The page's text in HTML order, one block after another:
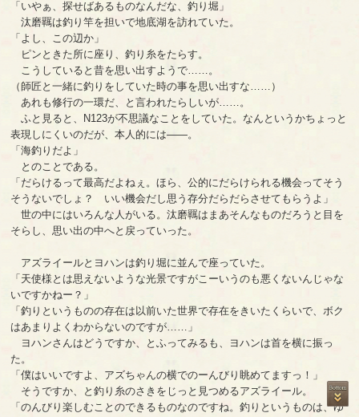
「いやぁ、探せばあるものなんだな、釣り堀」
汰磨羈は釣り竿を担いで地底湖を訪れていた。
「よし、この辺か」
ピンときた所に座り、釣り糸をたらす。
こうしていると昔を思い出すようで……。
（師匠と一緒に釣りをしていた時の事を思い出すな……）
あれも修行の一環だ、と言われたらしいが……。
ふと見ると、N123が不思議なことをしていた。なんというかちょっと
表現しにくいのだが、本人的には――。
「海釣りだよ」
とのことである。
「だらけるって最高だよねぇ。ほら、公的にだらけられる機会ってそう
そうないでしょ？ いい機会だし思う存分だらだらさせてもらうよ」
世の中にはいろんな人がいる。汰磨羈はまあそんなものだろうと目を
そらし、思い出の中へと戻っていった。
アズライールとヨハンは釣り堀に並んで座っていた。
「天使様とは思えないような光景ですがこーいうのも悪くないんじゃな
いですかねー？」
「釣りというものの存在は以前いた世界で存在をきいたくらいで、ボク
はあまりよくわからないのですが……」
ヨハンさんはどうですか、とふってみるも、ヨハンは首を横に振っ
た。
「僕はいいですよ、アズちゃんの横でのーんびり眺めてますっ！」
そうですか、と釣り糸のさきをじっと見つめるアズライール。
「のんびり楽しむことのできるものなのですね。釣りというものは、ゆ